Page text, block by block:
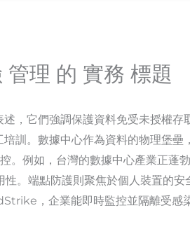
理 的 實務 標題
，它們強調保護資料免受未授權
訓。數據中心作為資料的物理堡
。例如，台灣的數據中心產業正蓬
。端點防護則聚焦於個人裝置的
，企業能即時監控並隔離受感